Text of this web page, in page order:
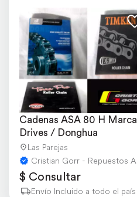
Cadenas ASA 80 H Marca
Drives / Donghua
Las Parejas
$ Consultar
Envío Incluido a todo el país